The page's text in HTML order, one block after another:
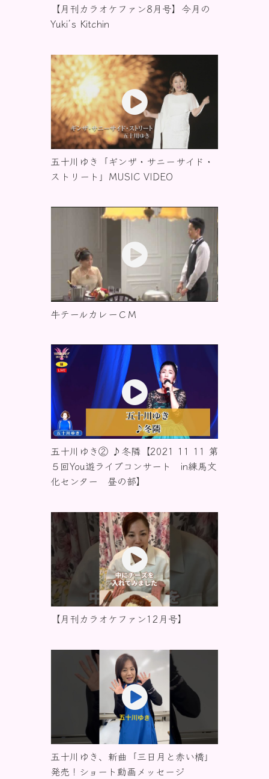
【月刊カラオケファン8月号】今月の
Yuki’s Kitchin
五十川ゆき「ギンザ・サニーサイド・
ストリート」MUSIC VIDEO
牛テールカレーＣＭ
五十川ゆき② ♪冬隣【2021 11 11 第
５回You遊ライブコンサート in練馬文
化センター 昼の部】
【月刊カラオケファン12月号】
五十川ゆき、新曲「三日月と赤い橋」
発売！ショート動画メッセージ